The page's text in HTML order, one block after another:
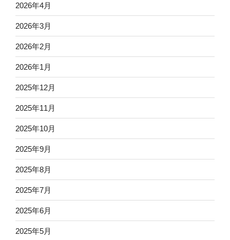
2026年4月
2026年3月
2026年2月
2026年1月
2025年12月
2025年11月
2025年10月
2025年9月
2025年8月
2025年7月
2025年6月
2025年5月